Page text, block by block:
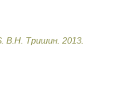
В.Н. Тришин 2013